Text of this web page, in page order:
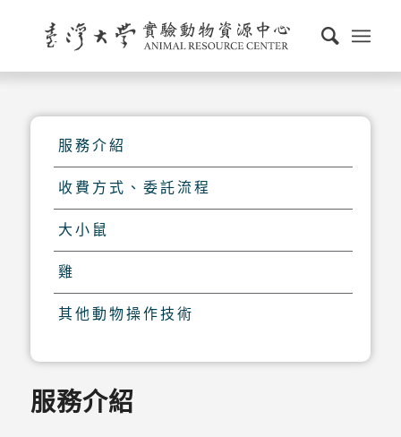
服務介紹
收費方式、委託流程
大小鼠
雞
其他動物操作技術
服務介紹